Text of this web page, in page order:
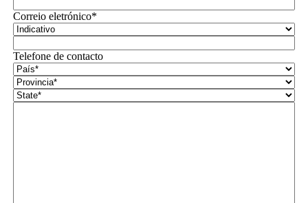
Correio eletrónico*
Telefone de contacto